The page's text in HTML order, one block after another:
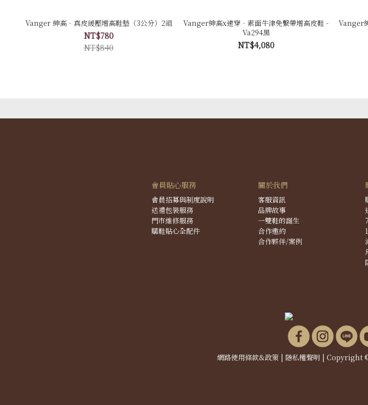
Vanger 紳高．真皮緩壓增高鞋墊（3公分）2組
NT$780
NT$840
Vanger紳高x速穿．素面牛津免繫帶增高皮鞋 -
Va294黑
NT$4,080
Vanger
會員貼心服務
會員招募與制度說明
送禮包裝服務
門市維修服務
購鞋貼心全配件
關於我們
客服資訊
品牌故事
一雙鞋的誕生
合作邀約
合作夥伴/案例
網路使用條款&政策 | 隱私權聲明 | Copyright